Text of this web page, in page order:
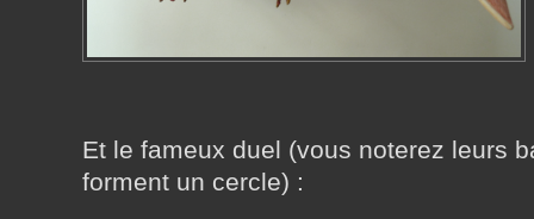
Et le fameux duel (vous noterez leurs
forment un cercle) :